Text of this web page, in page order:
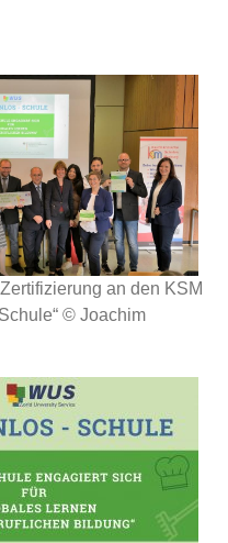
an den KSM
© Joachim